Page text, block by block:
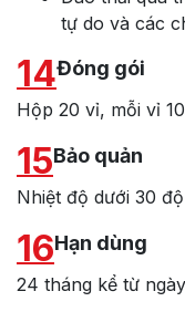
tự do và các
14Đóng gói
Hộp 20 vỉ, mỗi vỉ
15Bảo quản
Nhiệt độ dưới 30
16Hạn dùng
24 tháng kể từ